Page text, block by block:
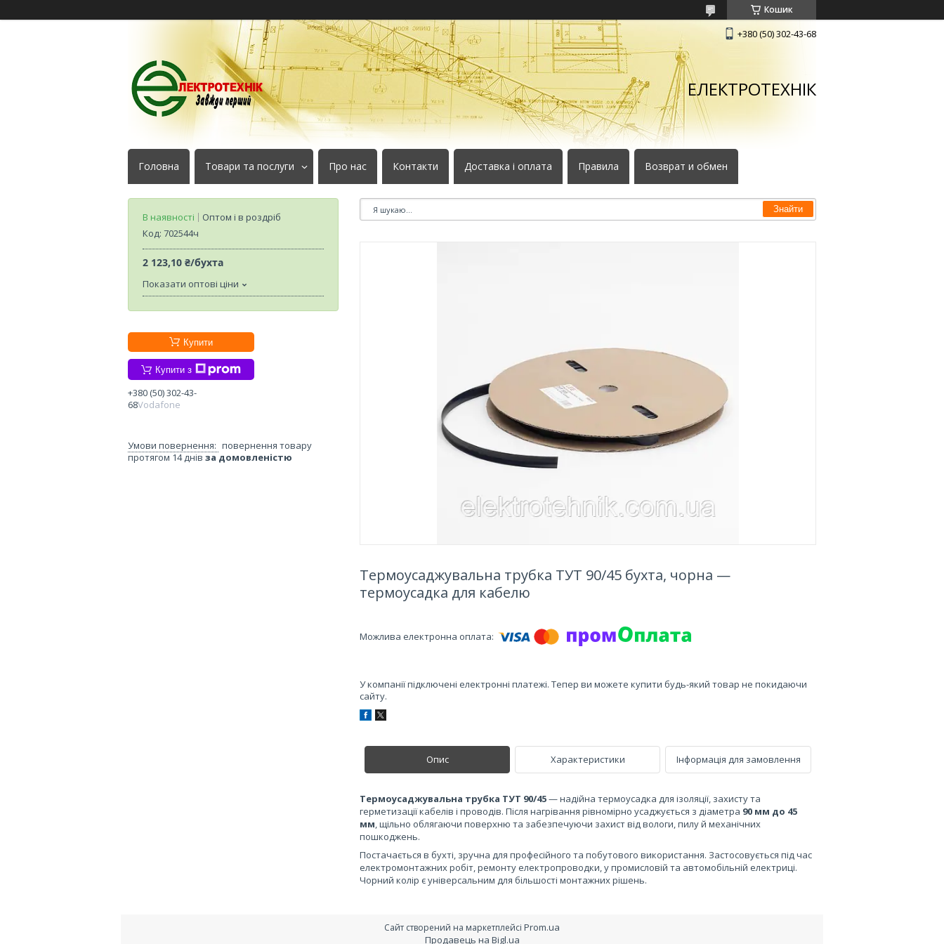
Кошик
+380 (50) 302-43-68
ЕЛЕКТРОТЕХНІК
Головна Товари та послуги Про нас Контакти Доставка і оплата Правила Возврат и обмен
Знайти
Термоусаджувальна трубка ТУТ 90/45 бухта, чорна —
термоусадка для кабелю
У компанії підключені електронні платежі. Тепер ви можете купити будь-який товар не покидаючи
сайту.
Опис Характеристики Інформація для замовлення
Термоусаджувальна трубка ТУТ 90/45— надійна термоусадка для ізоляції, захисту та
герметизації кабелів і проводів. Після нагрівання рівномірно усаджується з діаметра 90 мм до 45
мм, щільно облягаючи поверхню та забезпечуючи захист від вологи, пилу й механічних
пошкоджень.
Постачається в бухті, зручна для професійного та побутового використання. Застосовується під час
електромонтажних робіт, ремонту електропроводки, у промисловій та автомобільній електриці.
Чорний колір є універсальним для більшості монтажних рішень.
В наявності
Оптом і в роздріб
Код: 702544ч
2 123,10 ₴/бухта
Показати оптові ціни
Купити
Купити з
+380 (50) 302-43-
68Vodafone
повернення товару
протягом 14 днів за домовленістю
Сайт створений на маркетплейсі Prom.ua
Продавець на Bigl.ua